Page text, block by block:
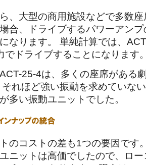
、大型の商用施設などで多数
合、ドライブするパワーアン
なります。 単純計算では、
でドライブすることになります
25-4は、多くの座席がある
それほど強い振動を求めていな
多い振動ユニットでした。
のコストの差も1つの要因です
ニットは高価でしたので、ロ